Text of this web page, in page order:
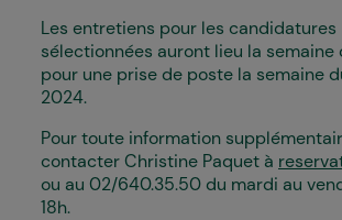
Les entretiens pour les candidatures
sélectionnées auront lieu la semaine
pour une prise de poste la semaine
2024.
Pour toute information
contacter Christine Paquet à
ou au 02/640.35.50 du mardi au
18h.